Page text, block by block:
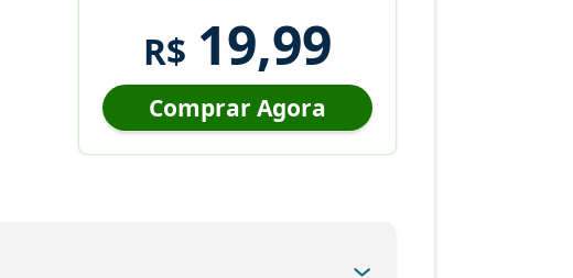
R$ 19,99
Comprar Agora